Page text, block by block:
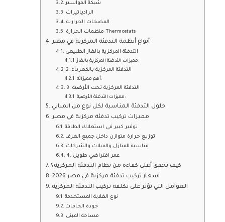
شبكة المواسير
الرادياتيرات
المضخات الحرارية
منظمات الحرارة Thermostats
أنواع أنظمة التدفئة المركزية في مصر
التدفئة المركزية بالغاز الطبيعي
مميزات التدفئة المركزية بالغاز:
2. التدفئة المركزية بالكهرباء
أهم مميزاته:
3. التدفئة المركزية تحت الأرضية
مميزات التدفئة الأرضية:
حلول التدفئة المناسبة لكل نوع من المباني
مميزات تركيب تدفئة مركزية في مصر
توفير كبير في استهلاك الطاقة
توزيع حرارة متوازن داخل جميع الغرف
مناسبة للمنازل والفيلات والشركات
4. عمر افتراضي طويل
كيف تحقق أعلى كفاءة من نظام التدفئة المركزية؟
أسعار تركيب تدفئة مركزية في مصر 2026
العوامل التي تؤثر على تكلفة تركيب التدفئة المركزية
نوع الغلاية المستخدمة
جودة الخامات
مساحة المبنى